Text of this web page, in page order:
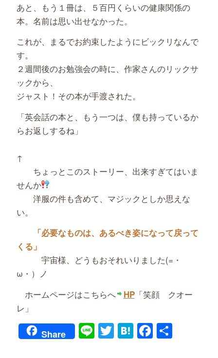
あと、もう１冊は、５百円くらいの健康関係の
本。名前は思い出せなかった。
これが、まるでお約束したようにビックリなんで
す。
２週間後のお勉強会の時に、作家さんのリックサ
ックから、
ジャスト！その本が手渡された。
「英会話の本と、もう一つは、僕も持っているか
らお返しするね」
↑
ちょっとこのストーリー、出来すぎてはいま
せんか
洋服の件も含めて、マジックとしか思えな
い。
「必要なものは、あるべき姿になって戻って
くる」
宇宙様、どうもおそれいりました(=・
ω・）ノ
ホームページはこちらへ
HP「笑顔 クオー
レ」
Share LineTwitter
Hatena共